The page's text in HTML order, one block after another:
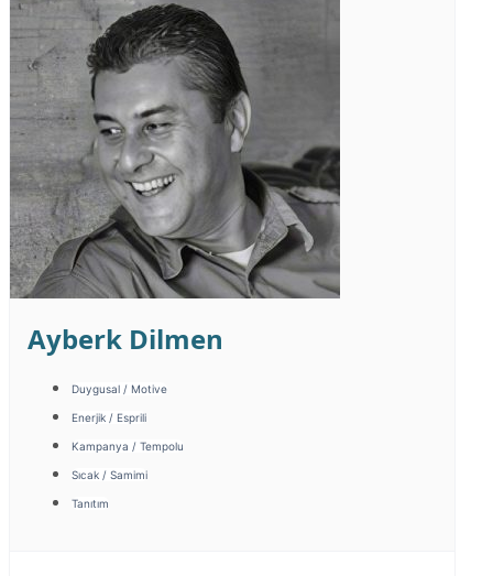
Ayberk Dilmen
Duygusal / Motive
Enerjik / Esprili
Kampanya / Tempolu
Sıcak / Samimi
Tanıtım